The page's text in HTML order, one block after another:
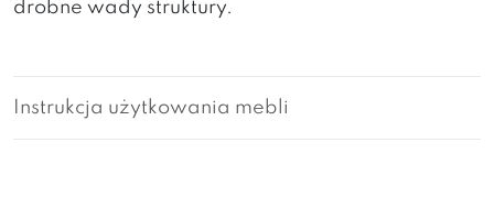
drobne wady struktury.
Instrukcja użytkowania mebli